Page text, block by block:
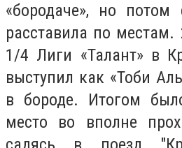
«бородаче», но потом
расставила по
1/4 Лиги «Талант» в
выступил как «Тоби
в бороде. Итогом
место во вполне